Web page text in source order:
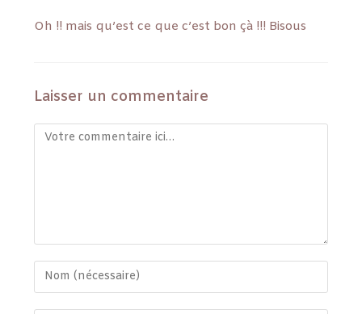
Oh !! mais qu’est ce que c’est bon çà !!! Bisous
Laisser un commentaire